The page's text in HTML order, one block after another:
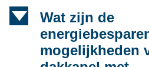
d
Wat zijn de
mogelijkheden